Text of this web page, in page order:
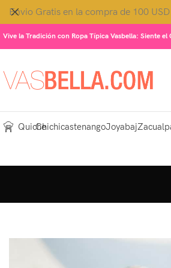
Vive la Tradición con Ropa Típica Vasbella: Siente
QuicheChichicastenangoJoyabaj
Envio Gratis en la compra de 100 USD